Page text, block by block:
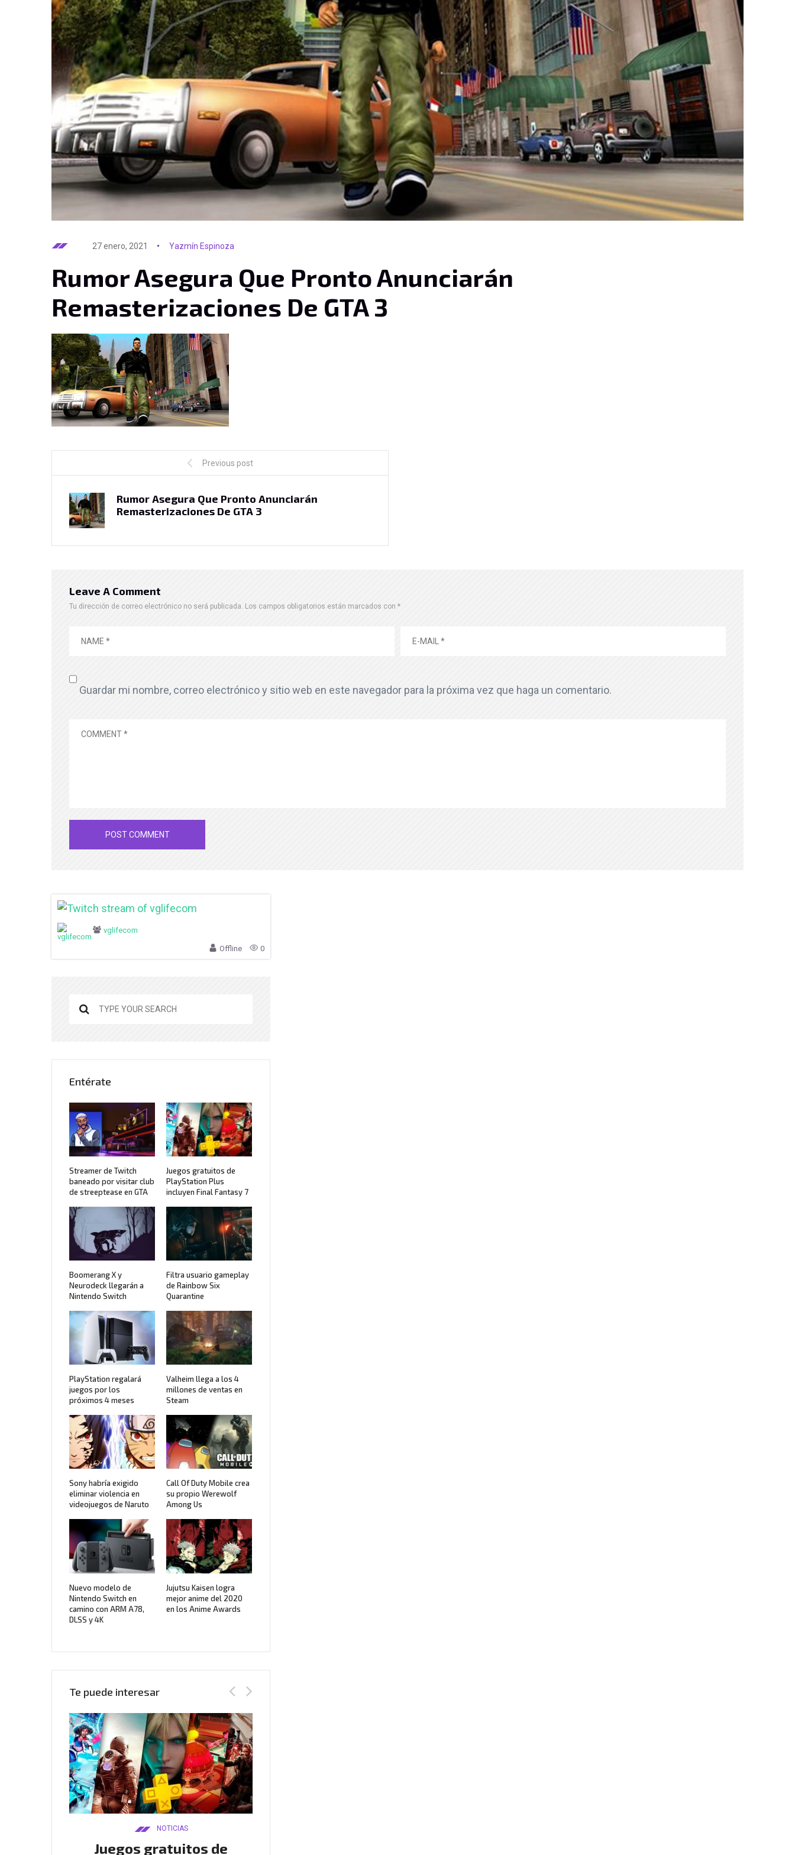
27 enero, 2021 Yazmín Espinoza
Rumor Asegura Que Pronto Anunciarán
Remasterizaciones De GTA 3
Previous post
Rumor Asegura Que Pronto Anunciarán
Remasterizaciones De GTA 3
Leave A Comment
Tu dirección de correo electrónico no será publicada. Los campos obligatorios están marcados con *
Guardar mi nombre, correo electrónico y sitio web en este navegador para la próxima vez que haga un comentario.
vglifecom
Offline 0
Entérate
Streamer de Twitch
baneado por visitar club
de streeptease en GTA
Juegos gratuitos de
PlayStation Plus
incluyen Final Fantasy 7
Boomerang X y
Neurodeck llegarán a
Nintendo Switch
Filtra usuario gameplay
de Rainbow Six
Quarantine
PlayStation regalará
juegos por los
próximos 4 meses
Valheim llega a los 4
millones de ventas en
Steam
Sony habría exigido
eliminar violencia en
videojuegos de Naruto
Call Of Duty Mobile crea
su propio Werewolf
Among Us
Nuevo modelo de
Nintendo Switch en
camino con ARM A78,
DLSS y 4K
Jujutsu Kaisen logra
mejor anime del 2020
en los Anime Awards
Te puede interesar
NOTICIAS
Juegos gratuitos de